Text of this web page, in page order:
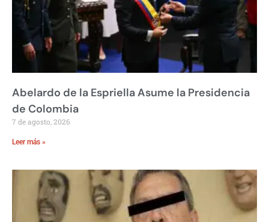
Abelardo de la Espriella Asume la Presidencia
de Colombia
7 de agosto, 2026
Leer más »